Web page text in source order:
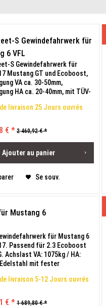
S Gewindefahrwerk für
6 VFL
S Gewindefahrwerk für
Mustang GT und Ecoboost,
VA ca. 30-50mm,
HA ca. 20-40mm, mit TÜV-
livraison 25 Jours ouvrés
€ * 2 460,92 € *
Ajouter au panier
Se souv.
Mustang 6
für Mustang 6
Passend für 2.3 Ecoboost
Achslast VA: 1075kg / HA:
mit fester
20-40mm. Mit
livraison 5-12 Jours ouvrés
€ * 1 689,80 € *